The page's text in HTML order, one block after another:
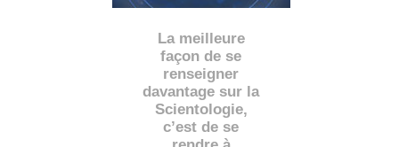
La meilleure
façon de se
renseigner
davantage sur la
Scientologie,
c’est de se